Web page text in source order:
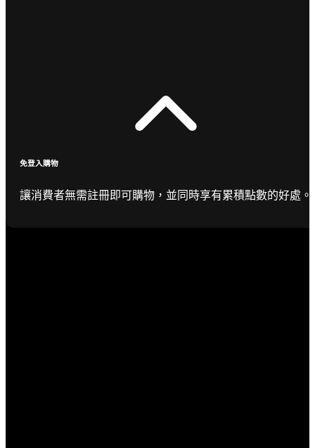
免登入購物
讓消費者無需註冊即可購物，並同時享有累積點數的好處。